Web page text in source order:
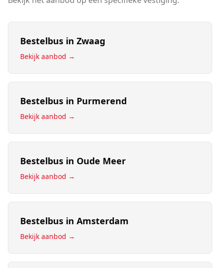
Bestelbus in Zwaag
Bekijk aanbod →
Bestelbus in Purmerend
Bekijk aanbod →
Bestelbus in Oude Meer
Bekijk aanbod →
Bestelbus in Amsterdam
Bekijk aanbod →